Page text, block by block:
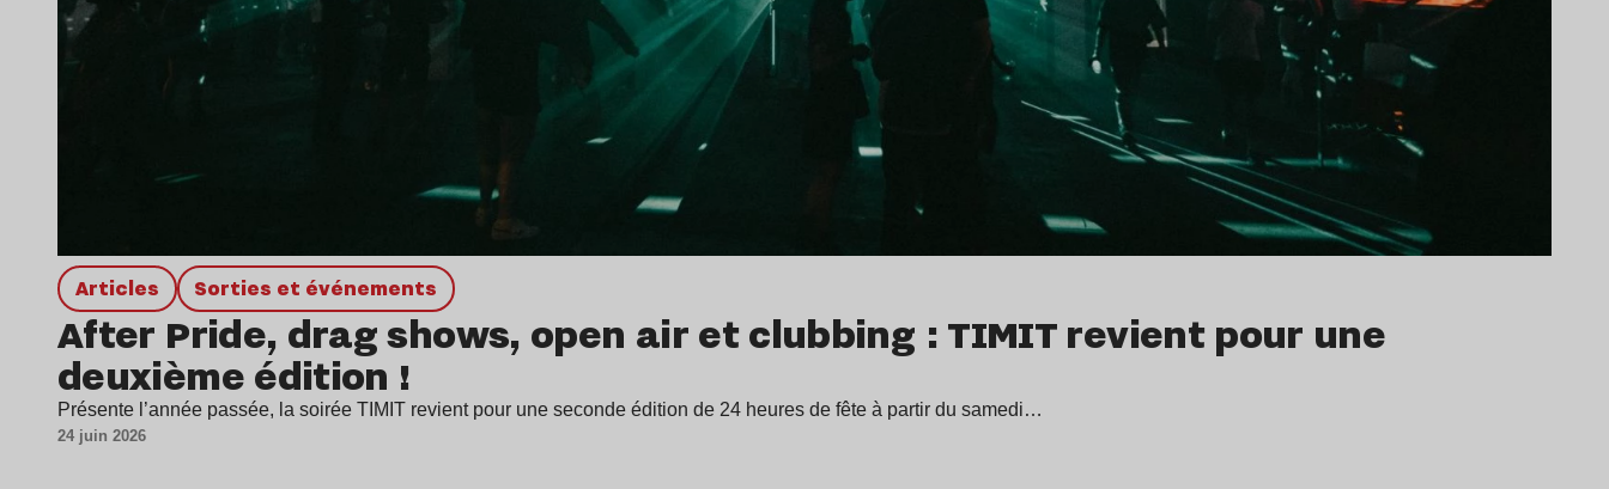
Articles Sorties et événements
After Pride, drag shows, open air et clubbing : TIMIT revient pour une
deuxième édition !
Présente l’année passée, la soirée TIMIT revient pour une seconde édition de 24 heures de fête à partir du samedi…
24 juin 2026